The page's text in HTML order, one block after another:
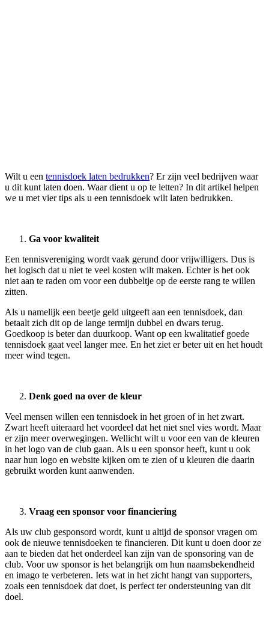
Wilt u een tennisdoek laten bedrukken? Er zijn veel bedrijven waar
u dit kunt laten doen. Waar dient u op te letten? In dit artikel helpen
we u met vier tips als u een tennisdoek wilt laten bedrukken.
Ga voor kwaliteit
Een tennisvereniging wordt vaak gerund door vrijwilligers. Dus is
het logisch dat u niet te veel kosten wilt maken. Echter is het ook
niet aan te raden om voor een dubbeltje op de eerste rang te willen
zitten.
Als u namelijk een beetje geld uitgeeft aan een tennisdoek, dan
betaalt zich dit op de lange termijn dubbel en dwars terug.
Goedkoop is beter dan duurkoop. Want op een kwalitatief goede
tennisdoek gaat veel langer mee. En het ziet er beter uit en het houdt
meer wind tegen.
Denk goed na over de kleur
Veel mensen willen een tennisdoek in het groen of in het zwart.
Zwart heeft uiteraard het voordeel dat het niet snel vies wordt. Maar
er zijn meer overwegingen. Wellicht wilt u voor een van de kleuren
in het logo van de club gaan. Als u een sponsor heeft, kunt u ook
naar hun logo en website kijken om te zien of u kleuren die daarin
gebruikt worden kunt aanwenden.
Vraag een sponsor voor financiering
Als uw club gesponsord wordt, kunt u altijd de sponsor vragen om
ook de nieuwe tennisdoeken te financieren. Dit kunt u doen door ze
aan te bieden dat het onderdeel kan zijn van de sponsoring van de
club. Voor uw sponsor is het belangrijk om hun naamsbekendheid
en imago te verbeteren. Iets wat in het zicht hangt van supporters,
zoals een tennisdoek dat doet, is perfect ter ondersteuning van dit
doel.